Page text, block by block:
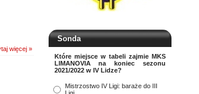
Sonda
Które miejsce w tabeli zajmie MKS
LIMANOVIA na koniec sezonu
2021/2022 w IV Lidze?
Mistrzostwo IV Ligi: baraże do III
więcej »